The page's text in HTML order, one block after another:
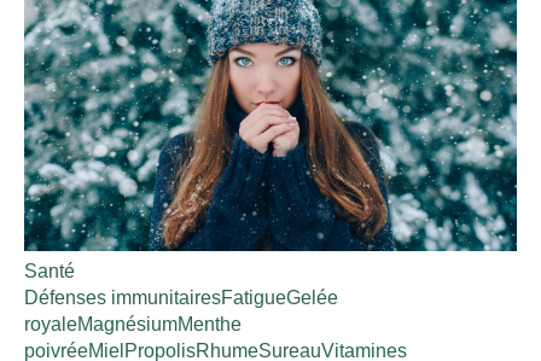
Santé
Défenses immunitairesFatigueGelée
royaleMagnésiumMenthe
poivréeMiel PropolisRhumeSureauVitamines